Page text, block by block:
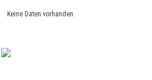
Keine Daten vorhanden